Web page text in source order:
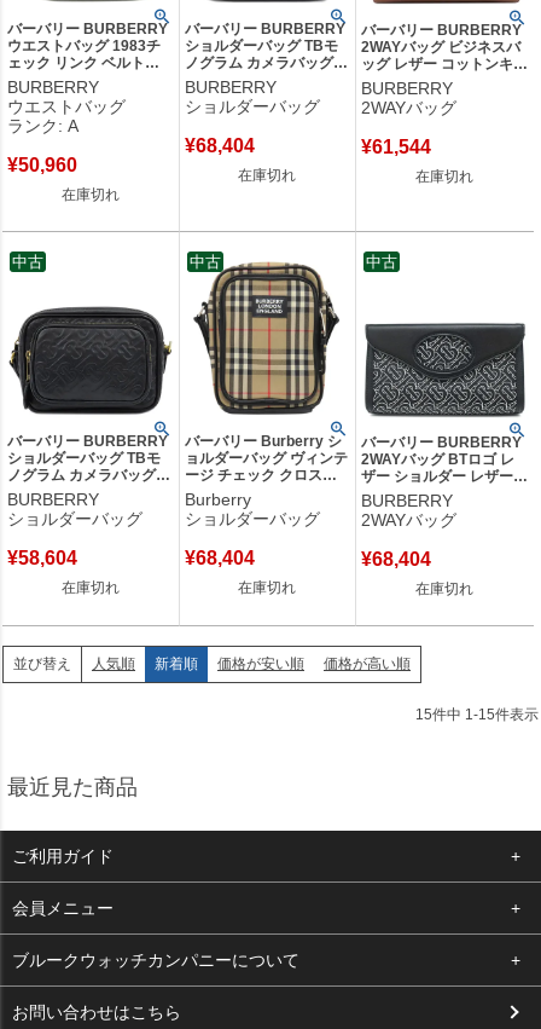
バーバリー BURBERRY
ウエストバッグ 1983チ
ェック リンク ベルトバ
ッグ キャンバス レザー
ベージュ×シルバー ゴー
ルド金具 ボディバッグ
【保存袋】 【中古】中古
BURBERRY
ウエストバッグ
ランク: A
¥50,960
在庫切れ
バーバリー BURBERRY
ショルダーバッグ TBモ
ノグラム カメラバッグ
レザー ブラック シルバ
ー金具 黒 【保存袋】
【中古】
BURBERRY
ショルダーバッグ
¥68,404
在庫切れ
バーバリー BURBERRY
2WAYバッグ ビジネスバ
ッグ レザー コットンキャ
ンバス ブラウン×ベージ
ュ ゴールド金具 ブリーフ
ケース 書類かばん ショル
【中古】
BURBERRY
2WAYバッグ
¥61,544
在庫切れ
バーバリー BURBERRY
ショルダーバッグ TBモ
ノグラム カメラバッグ
レザー ブラック ゴール
ド金具 黒 チェーンショ
ルダー 【中古】
BURBERRY
ショルダーバッグ
¥58,604
在庫切れ
中古
バーバリー Burberry シ
ョルダーバッグ ヴィンテ
ージ チェック クロスボ
ディ バッグ コットン レ
ザー アーカイブベージュ
シルバー金具 黒 赤 斜め
Burberry
ショルダーバッグ
¥68,404
在庫切れ
中古
バーバリー BURBERRY
2WAYバッグ BTロゴ レ
ザー ショルダー レザー
ブラック シルバー金具 黒
白 ショルダー クラッチ
【中古】
BURBERRY
2WAYバッグ
¥68,404
在庫切れ
中古
並び替え 人気順 新着順 価格が安い順 価格が高い順
15件中 1 -15件表示
最近見た商品
ご利用ガイド
よくある質問
支払い・送料
お客様の声
会員メニュー
ログイン
お気に入り
ブルークウォッチカンパニーについて
会社概要
お問い合わせはこちら